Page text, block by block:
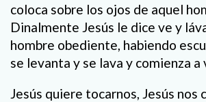
coloca sobre los ojos de aquel
Dinalmente Jesús le dice ve y
hombre obediente, habiendo
se levanta y se lava y comienza a
Jesús quiere tocarnos, Jesús nos